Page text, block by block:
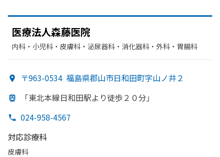
医療法人森藤医院
内科・​小児科・​皮膚科・​泌尿器科・​消化器科・​外科・​胃腸科
〒963-0534 福島県郡山市日和田町字山ノ井２
「東北本線日和田駅より徒歩２０分」
024-958-4567
対応診療科
皮膚科